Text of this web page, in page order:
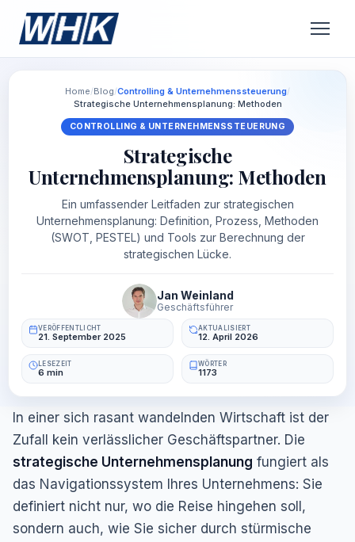
Home/Blog/Controlling & Unternehmenssteuerung/
Strategische Unternehmensplanung: Methoden
CONTROLLING & UNTERNEHMENSSTEUERUNG
Strategische
Unternehmensplanung: Methoden
Ein umfassender Leitfaden zur strategischen
Unternehmensplanung: Definition, Prozess, Methoden
(SWOT, PESTEL) und Tools zur Berechnung der
strategischen Lücke.
Jan Weinland
Geschäftsführer
VERÖFFENTLICHT
21. September 2025
AKTUALISIERT
12. April 2026
LESEZEIT
6 min
WÖRTER
1173
In einer sich rasant wandelnden Wirtschaft ist der
Zufall kein verlässlicher Geschäftspartner. Die
strategische Unternehmensplanung fungiert als
das Navigationssystem Ihres Unternehmens: Sie
definiert nicht nur, wo die Reise hingehen soll,
sondern auch, wie Sie sicher durch stürmische